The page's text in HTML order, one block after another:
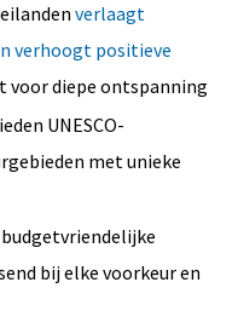
verlaagt
verhoogt positieve
voor diepe ontspanning
UNESCO-
met unieke
bij elke voorkeur en